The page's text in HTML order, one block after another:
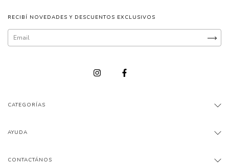
RECIBÍ NOVEDADES Y DESCUENTOS EXCLUSIVOS
CATEGORÍAS
AYUDA
CONTACTÁNOS